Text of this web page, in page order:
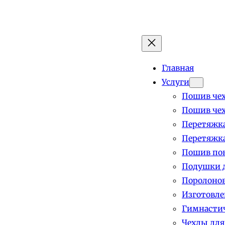
Главная
Услуги
Пошив
Пошив
Пошив
Подушки
Чехлы